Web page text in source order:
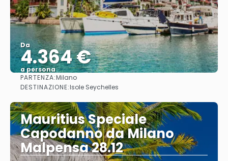
Da
4.364 €
a persona
Vedere
PARTENZA:Milano
DESTINAZIONE:Isole Seychelles
Mauritius Speciale
Capodanno da Milano
Malpensa 28.12